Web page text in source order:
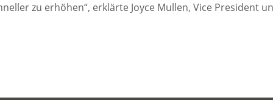
zu erhöhen“, erklärte Joyce Mullen, Vice President